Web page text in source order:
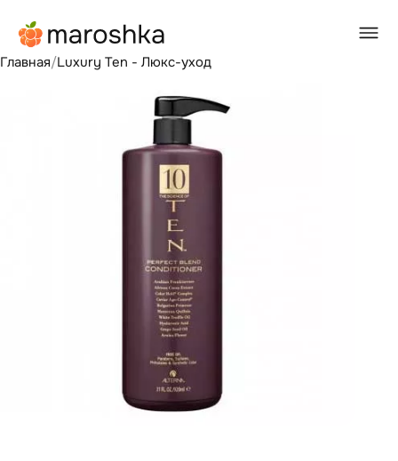
Главная/Luxury Ten - Люкс-уход